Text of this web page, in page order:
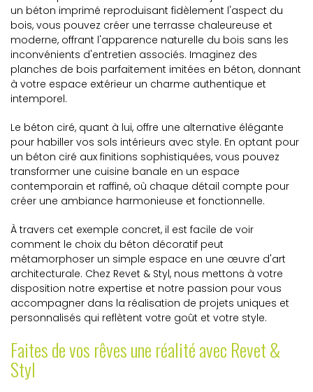
un béton imprimé reproduisant fidèlement l'aspect du
bois, vous pouvez créer une terrasse chaleureuse et
moderne, offrant l'apparence naturelle du bois sans les
inconvénients d'entretien associés. Imaginez des
planches de bois parfaitement imitées en béton, donnant
à votre espace extérieur un charme authentique et
intemporel.
Le béton ciré, quant à lui, offre une alternative élégante
pour habiller vos sols intérieurs avec style. En optant pour
un béton ciré aux finitions sophistiquées, vous pouvez
transformer une cuisine banale en un espace
contemporain et raffiné, où chaque détail compte pour
créer une ambiance harmonieuse et fonctionnelle.
À travers cet exemple concret, il est facile de voir
comment le choix du béton décoratif peut
métamorphoser un simple espace en une œuvre d'art
architecturale. Chez Revet & Styl, nous mettons à votre
disposition notre expertise et notre passion pour vous
accompagner dans la réalisation de projets uniques et
personnalisés qui reflètent votre goût et votre style.
Faites de vos rêves une réalité avec Revet &
Styl